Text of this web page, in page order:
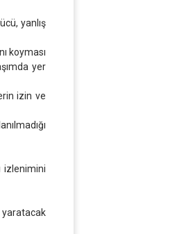
yanlış
koyması
yer
izin ve
izlenimini